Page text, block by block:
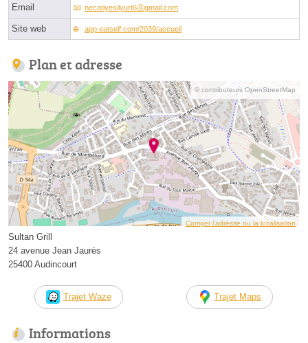
Email necatiyesilyurt6ⓐgmail.com
Site web app.eatself.com/2039/accueil
Plan et adresse
© contributeurs OpenStreetMap
Corriger l’adresse ou la localisation
Sultan Grill
24 avenue Jean Jaurès
25400 Audincourt
Trajet Waze Trajet Maps
Informations